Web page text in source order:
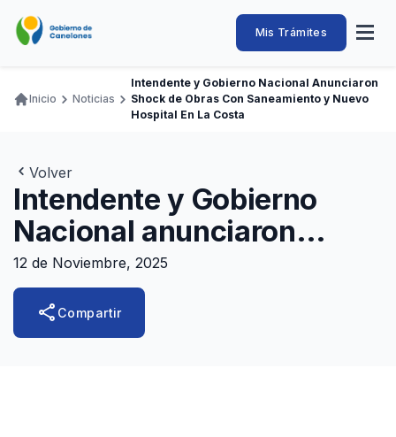
contenido
Intendencia
de
Canelones
Abrir
Navegación
Mis Trámites
Adquisiciones
Canelones Te Escucha
Teléfonos
Ruta
Inicio Noticias
Intendente y Gobierno Nacional Anunciaron
Shock de Obras Con Saneamiento y Nuevo
Hospital En La Costa
Volver
Intendente y Gobierno
Nacional anunciaron
shock de obras con
saneamiento y nuevo
hospital en la costa
12 de Noviembre, 2025
share Compartir